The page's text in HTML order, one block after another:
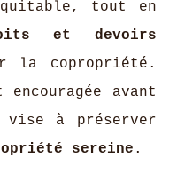
tout en
et devoirs
copropriété.
encouragée avant
à préserver
sereine .